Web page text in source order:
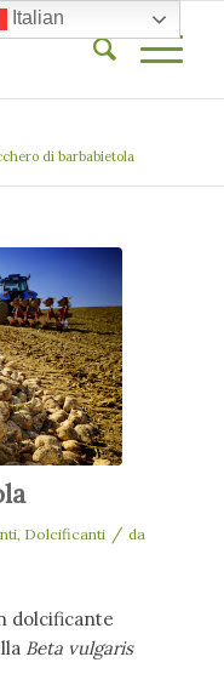
di barbabietola
, Dolcificanti / da
dolcificante
Beta vulgaris
Italian